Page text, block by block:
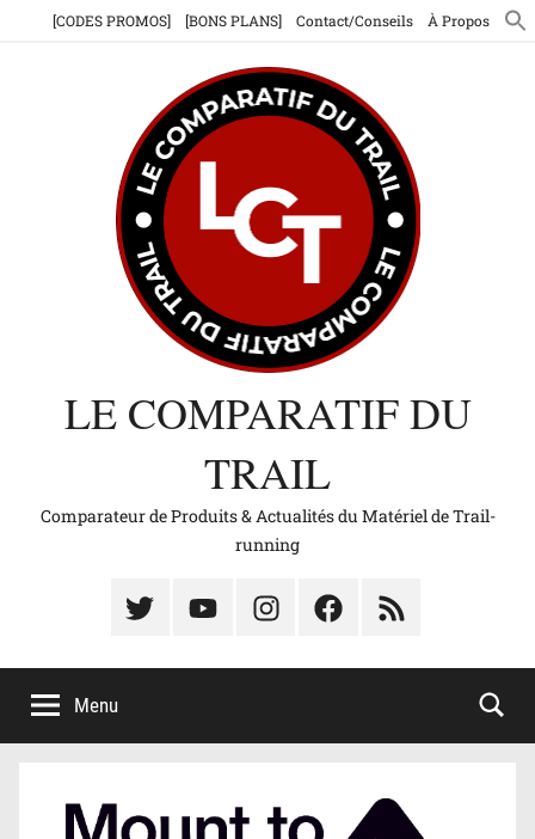
[CODES PROMOS] [BONS PLANS] Contact/Conseils À Propos
LE COMPARATIF DU
TRAIL
Comparateur de Produits & Actualités du Matériel de Trail-
running
Élément
menu
Élément
menu
Élément
menu
Élément
menu
Élément
menu
Menu